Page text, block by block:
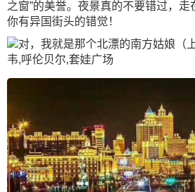
之窗”的美誉。夜景真的不要错过，
你有异国街头的错觉！